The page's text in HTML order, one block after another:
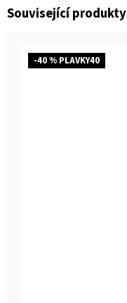
Související produkty
-40 % PLAVKY40